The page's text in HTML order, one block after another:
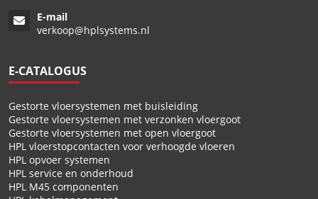
E-mail
verkoop@hplsystems.nl
E-CATALOGUS
Gestorte vloersystemen met buisleiding
Gestorte vloersystemen met verzonken vloergoot
Gestorte vloersystemen met open vloergoot
HPL vloerstopcontacten voor verhoogde vloeren
HPL opvoer systemen
HPL service en onderhoud
HPL M45 componenten